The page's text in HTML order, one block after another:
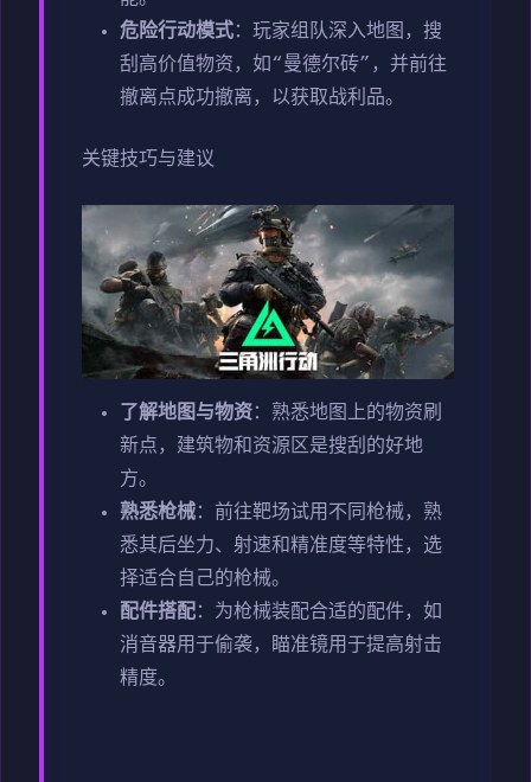
危险行动模式：玩家组队深入地图，搜
刮高价值物资，如“曼德尔砖”，并前往
撤离点成功撤离，以获取战利品。
关键技巧与建议
了解地图与物资：熟悉地图上的物资刷
新点，建筑物和资源区是搜刮的好地
方。
熟悉枪械：前往靶场试用不同枪械，熟
悉其后坐力、射速和精准度等特性，选
择适合自己的枪械。
配件搭配：为枪械装配合适的配件，如
消音器用于偷袭，瞄准镜用于提高射击
精度。